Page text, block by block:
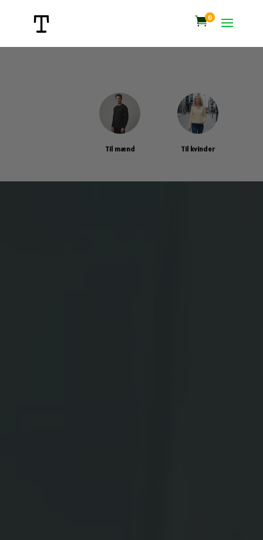
0
Til mænd Til kvinder